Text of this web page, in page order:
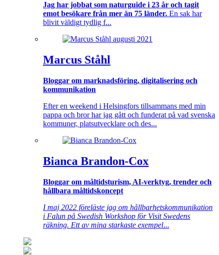
Jag har jobbat som naturguide i 23 år och tagit
emot besökare från mer än 75 länder. En sak har
blivit väldigt tydlig f...
Marcus Ståhl
Bloggar om marknadsföring, digitalisering och
kommunikation
Efter en weekend i Helsingfors tillsammans med min
pappa och bror har jag gått och funderat på vad svenska
kommuner, platsutvecklare och des...
Bianca Brandon-Cox
Bloggar om måltidsturism, AI-verktyg, trender och
hållbara måltidskoncept
I maj 2022 föreläste jag om hållbarhetskommunikation
i Falun på Swedish Workshop för Visit Swedens
räkning. Ett av mina starkaste exempel...